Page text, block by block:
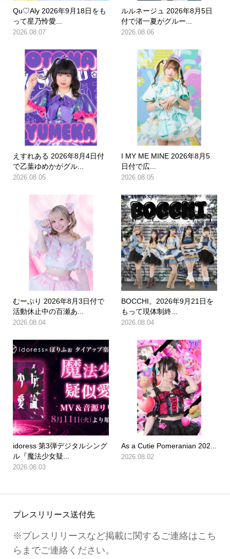
Qu♡Aly 2026年9月18日をも
って星乃怜愛...
2026.08.07
ルルネージュ 2026年8月5日
付で渚一夏がグルー...
2026.08.06
えすれある 2026年8月4日付
で乙葉ゆめかがグル...
2026.08.05
I MY ME MINE 2026年8月5
日付で広...
2026.08.05
むーぷり 2026年8月3日付で
活動休止中の百瀬あ...
2026.08.04
BOCCHI。2026年9月21日を
もって現体制終...
2026.08.04
idoress 第3弾デジタルシング
ル『魔法少女疑...
2026.08.03
As a Cutie Pomeranian 202...
2026.08.02
プレスリリース送付先
※プレスリリースなど掲載に関するご連絡はこち
らまでご連絡ください。